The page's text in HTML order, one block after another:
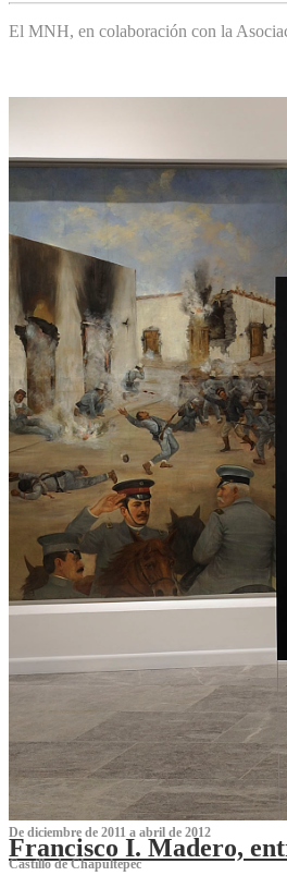
El MNH, en colaboración con la
De diciembre de 2011 a abril de 2012
Francisco I. Madero,
Castillo de Chapultepec